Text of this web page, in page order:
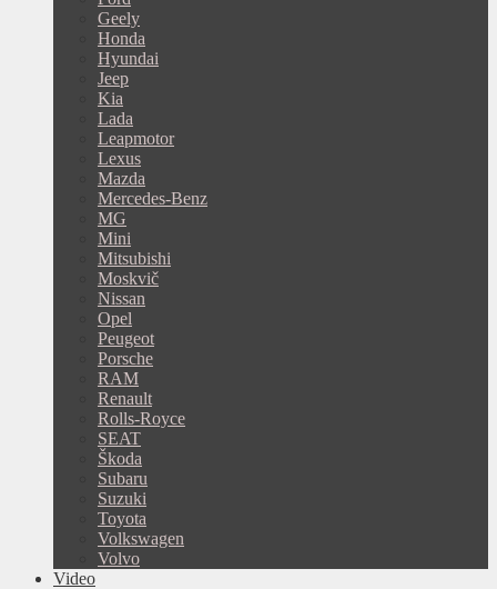
Geely
Honda
Hyundai
Jeep
Kia
Lada
Leapmotor
Lexus
Mazda
Mercedes-Benz
MG
Mini
Mitsubishi
Moskvič
Nissan
Opel
Peugeot
Porsche
RAM
Renault
Rolls-Royce
SEAT
Škoda
Subaru
Suzuki
Toyota
Volkswagen
Volvo
Video